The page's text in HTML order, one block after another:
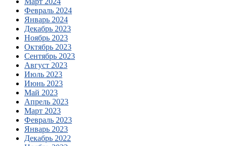
Февраль 2024
Январь 2024
Декабрь 2023
Ноябрь 2023
Октябрь 2023
Сентябрь 2023
Август 2023
Июль 2023
Июнь 2023
Май 2023
Апрель 2023
Март 2023
Февраль 2023
Январь 2023
Декабрь 2022